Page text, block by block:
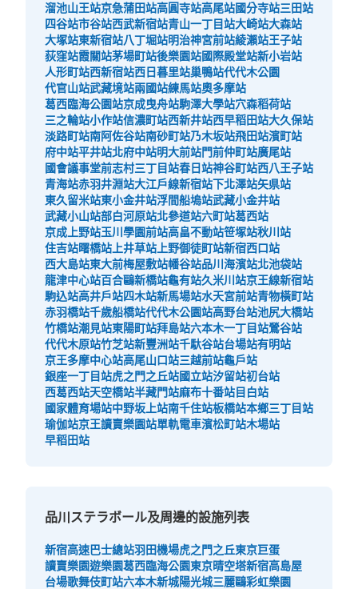
可保管的行李數
:20/ ¥700中等的:32/ ¥500小的:23/ ¥400
付款方式
現金, ICカード
查看此投幣式儲物櫃的位置
品川駅中央Cコインロッカー
从JR品川駅站步行0分钟。
本日營業時間:05:00〜01:00
品川駅の中央改札から入って突き当たりまで進んで9、10
番線ホーム行きエレベーター横に設置、営業時間は始発か
ら終電
溜池山王站京急蒲田站高圓寺站高尾站國分寺站三田站
四谷站市谷站西武新宿站青山一丁目站大崎站大森站
大塚站東新宿站八丁堀站明治神宮前站綾瀨站王子站
荻窪站霞關站茅場町站後樂園站國際殿堂站新小岩站
人形町站西新宿站西日暮里站巢鴨站代代木公園
代官山站武藏境站兩國站練馬站奧多摩站
葛西臨海公園站京成曳舟站駒澤大學站穴森稻荷站
三之輪站小作站信濃町站西新井站西早稻田站大久保站
淡路町站南阿佐谷站南砂町站乃木坂站飛田站濱町站
府中站平井站北府中站明大前站門前仲町站廣尾站
國會議事堂前志村三丁目站春日站神谷町站西八王子站
青海站赤羽井淵站大江戶線新宿站下北澤站矢県站
東久留米站東小金井站浮間船塢站武藏小金井站
武藏小山站部白河原站北參道站六町站葛西站
京成上野站玉川學園前站高畠不動站笹塚站秋川站
住吉站曙橋站 上井草站 上野御徒町站新宿西口站
西大島站東大前梅屋敷站幡谷站品川海濱站北池袋站
龍津中心站百合鷗新橋站龜有站久米川站京王線新宿站
駒込站高井戶站四木站新馬場站水天宮前站青物橫町站
赤羽橋站千歲船橋站代代木公園站高野台站池尻大橋站
竹橋站潮見站東陽町站拜島站六本木一丁目站鶯谷站
代代木原站竹芝站新豐洲站千馱谷站台場站有明站
京王多摩中心站高尾山口站三越前站龜戶站
銀座一丁目站虎之門之丘站國立站汐留站初台站
西葛西站天空橋站半藏門站麻布十番站目白站
國家體育場站中野坂上站南千住站板橋站本鄉三丁目站
瑜伽站京王讀賣樂園站單軌電車濱松町站木場站
早稻田站
品川ステラボール及周邊的設施列表
新宿高速巴士總站羽田機場虎之門之丘東京巨蛋
讀賣樂園遊樂園葛西臨海公園東京晴空塔新宿高島屋
台場歌舞伎町站六本木新城陽光城三麗鷗彩虹樂園